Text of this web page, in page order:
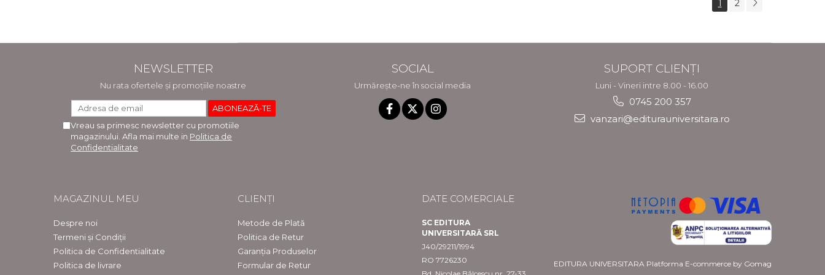
privind azilul si
migratia
1 2
NEWSLETTER
Nu rata ofertele și promoțiile noastre
Vreau sa primesc newsletter cu promotiile
magazinului. Afla mai multe in Politica de
Confidentialitate
SOCIAL
Urmărește-ne în social media
SUPORT CLIENȚI
Luni - Vineri intre 8.00 - 16.00
0745 200 357
vanzari@editurauniversitara.ro
MAGAZINUL MEU
Despre noi
Termeni și Condiții
Politica de Confidentialitate
Politica de livrare
CLIENȚI
Metode de Plată
Politica de Retur
Garanția Produselor
Formular de Retur
DATE COMERCIALE
SC EDITURA
UNIVERSITARĂ SRL
J40/29211/1994
RO 7726230
EDITURA UNIVERSITARA Platforma E-commerce by Gomag